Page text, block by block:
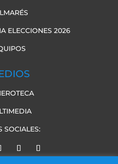
ELECCIONES 2026
SOCIALES: